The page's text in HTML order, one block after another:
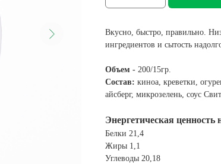
Вкусно, быстро, правильно.
ингредиентов и сытость
Объем - 200/15гр.
Состав: киноа, креветки,
айсберг, микрозелень, соус
Энергетическая ценность
Белки 21,4
Жиры 1,1
Углеводы 20,18